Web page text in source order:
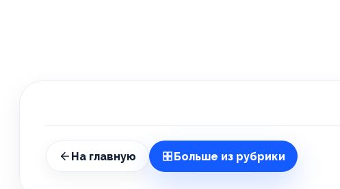
На главную Больше из рубрики